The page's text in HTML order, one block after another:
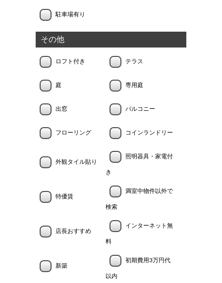
駐車場有り
その他
ロフト付き テラス
庭 専用庭
出窓 バルコニー
フローリング コインランドリー
外観タイル貼り
照明器具・家電付
き
特優賃
満室中物件以外で
検索
店長おすすめ
インターネット無
料
新築
初期費用3万円代
以内